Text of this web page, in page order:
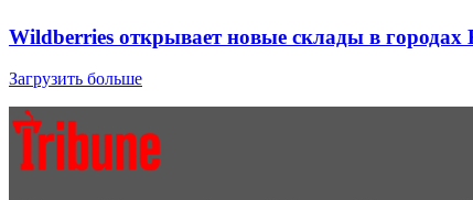
Wildberries открывает новые склады в городах
Загрузить больше